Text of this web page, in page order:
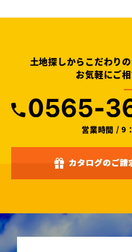
土地探しからこだわり
お気軽にご
営業時間 / 9